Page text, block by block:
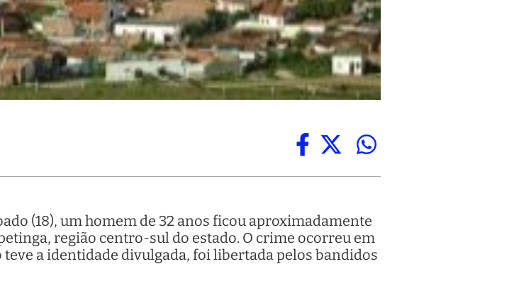
(18), um homem de 32 anos ficou aproximadamente
região centro-sul do estado. O crime ocorreu em
teve a identidade divulgada, foi libertada pelos bandidos